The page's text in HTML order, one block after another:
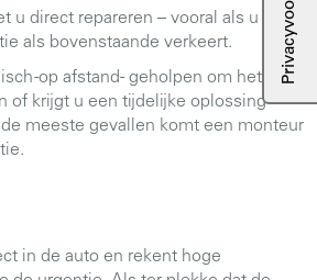
u direct repareren – vooral als u in
als bovenstaande verkeert.
-op afstand- geholpen om het
of krijgt u een tijdelijke oplossing
meeste gevallen komt een monteur
in de auto en rekent hoge